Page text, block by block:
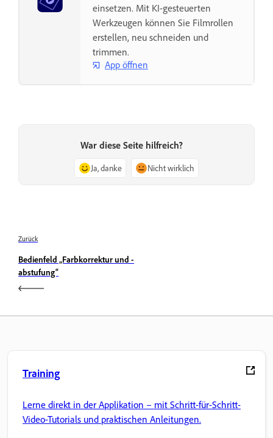
einsetzen. Mit KI-gesteuerten
Werkzeugen können Sie Filmrollen
erstellen, neu schneiden und
trimmen.
App öffnen
War diese Seite hilfreich?
Ja, danke Nicht wirklich
Zurück
Bedienfeld „Farbkorrektur und -
abstufung“
Training
Lerne direkt in der Applikation – mit Schritt-für-Schritt-
Video-Tutorials und praktischen Anleitungen.